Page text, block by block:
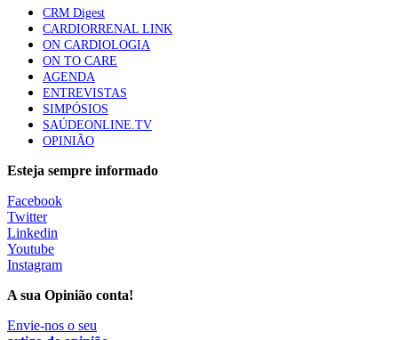
CRM Digest
CARDIORRENAL LINK
ON CARDIOLOGIA
ON TO CARE
AGENDA
ENTREVISTAS
SIMPÓSIOS
SAÚDEONLINE.TV
OPINIÃO
Esteja sempre informado
Facebook
Twitter
Linkedin
Youtube
Instagram
A sua Opinião conta!
Envie-nos o seu